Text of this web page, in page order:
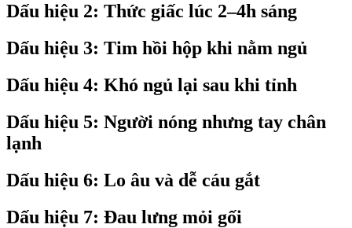
Dấu hiệu 2: Thức giấc lúc 2–4h sáng
Dấu hiệu 3: Tim hồi hộp khi nằm ngủ
Dấu hiệu 4: Khó ngủ lại sau khi tỉnh
Dấu hiệu 5: Người nóng nhưng tay chân
lạnh
Dấu hiệu 6: Lo âu và dễ cáu gắt
Dấu hiệu 7: Đau lưng mỏi gối